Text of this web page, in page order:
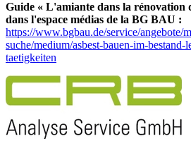
Guide « L'amiante dans la rénovation
dans l'espace médias de la BG BAU :
https://www.bgbau.de/service/angebote/
suche/medium/asbest-bauen-im-
taetigkeiten